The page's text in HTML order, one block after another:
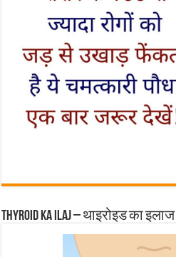
Thyroid ka ilaj – थाइरोइड का इलाज